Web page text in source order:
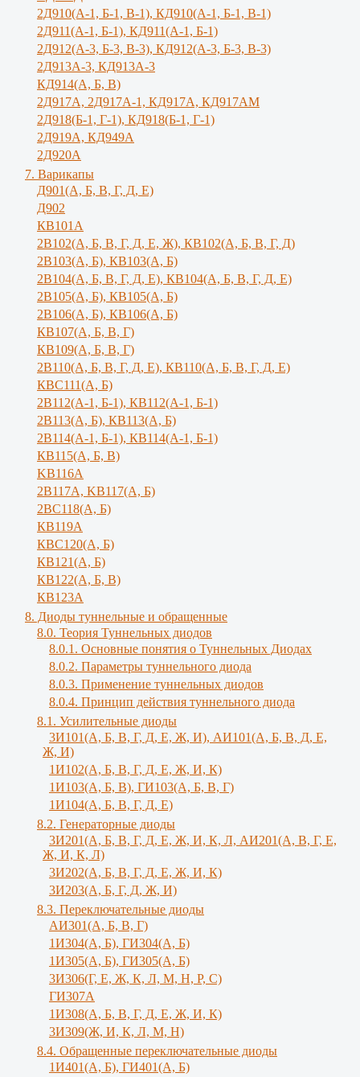
2Д910(А-1, Б-1, В-1), КД910(А-1, Б-1, В-1)
2Д911(А-1, Б-1), КД911(А-1, Б-1)
2Д912(А-3, Б-3, В-3), КД912(А-3, Б-3, В-3)
2Д913А-3, КД913А-3
КД914(А, Б, В)
2Д917А, 2Д917A-1, КД917А, КД917АМ
2Д918(Б-1, Г-1), КД918(Б-1, Г-1)
2Д919А, КД949А
2Д920А
7. Варикапы
Д901(А, Б, В, Г, Д, Е)
Д902
КВ101А
2В102(А, Б, В, Г, Д, Е, Ж), КВ102(А, Б, В, Г, Д)
2В103(А, Б), КВ103(А, Б)
2В104(А, Б, В, Г, Д, Е), КВ104(А, Б, B, Г, Д, E)
2В105(А, Б), КВ105(А, Б)
2В106(А, Б), КВ106(А, Б)
КВ107(А, Б, В, Г)
КВ109(А, Б, В, Г)
2В110(А, Б, В, Г, Д, Е), КВ110(А, Б, B, Г, Д, E)
КВС111(А, Б)
2В112(А-1, Б-1), КВ112(А-1, Б-1)
2В113(А, Б), КВ113(А, Б)
2В114(А-1, Б-1), КВ114(А-1, Б-1)
КВ115(А, Б, В)
KB116A
2В117А, KB117(A, Б)
2ВС118(А, Б)
КВ119А
КВС120(А, Б)
КВ121(А, Б)
КВ122(А, Б, В)
КВ123А
8. Диоды туннельные и обращенные
8.0. Теория Туннельных диодов
8.0.1. Основные понятия о Туннельных Диодах
8.0.2. Параметры туннельного диода
8.0.3. Применение туннельных диодов
8.0.4. Принцип действия туннельного диода
8.1. Усилительные диоды
3И101(А, Б, В, Г, Д, Е, Ж, И), АИ101(А, Б, В, Д, Е,
Ж, И)
1И102(А, Б, В, Г, Д, Е, Ж, И, К)
1И103(А, Б, В), ГИ103(А, Б, В, Г)
1И104(А, Б, В, Г, Д, Е)
8.2. Генераторные диоды
3И201(А, Б, В, Г, Д, Е, Ж, И, К, Л, АИ201(А, В, Г, Е,
Ж, И, К, Л)
3И202(А, Б, В, Г, Д, Е, Ж, И, К)
3И203(А, Б, Г, Д, Ж, И)
8.3. Переключательные диоды
АИ301(А, Б, В, Г)
1И304(А, Б), ГИ304(А, Б)
1И305(А, Б), ГИ305(А, Б)
3И306(Г, Е, Ж, К, Л, М, Н, Р, С)
ГИ307А
1И308(А, Б, В, Г, Д, Е, Ж, И, К)
3И309(Ж, И, К, Л, M, Н)
8.4. Обращенные переключательные диоды
1И401(А, Б), ГИ401(А, Б)